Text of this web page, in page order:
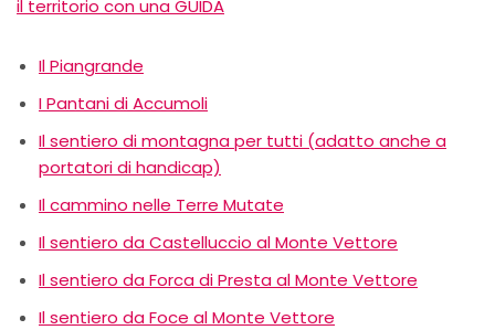
il territorio con una GUIDA
Il Piangrande
I Pantani di Accumoli
Il sentiero di montagna per tutti (adatto anche a
portatori di handicap)
Il cammino nelle Terre Mutate
Il sentiero da Castelluccio al Monte Vettore
Il sentiero da Forca di Presta al Monte Vettore
Il sentiero da Foce al Monte Vettore